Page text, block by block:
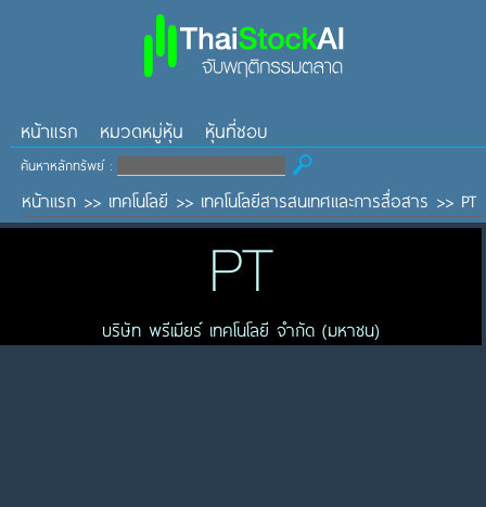
หน้าแรก หมวดหมู่หุ้น หุ้นที่ชอบ
ค้นหาหลักทรัพย์ :
หน้าแรก >> เทคโนโลยี >> เทคโนโลยีสารสนเทศและการสื่อสาร >> PT
PT
บริษัท พรีเมียร์ เทคโนโลยี จำกัด (มหาชน)